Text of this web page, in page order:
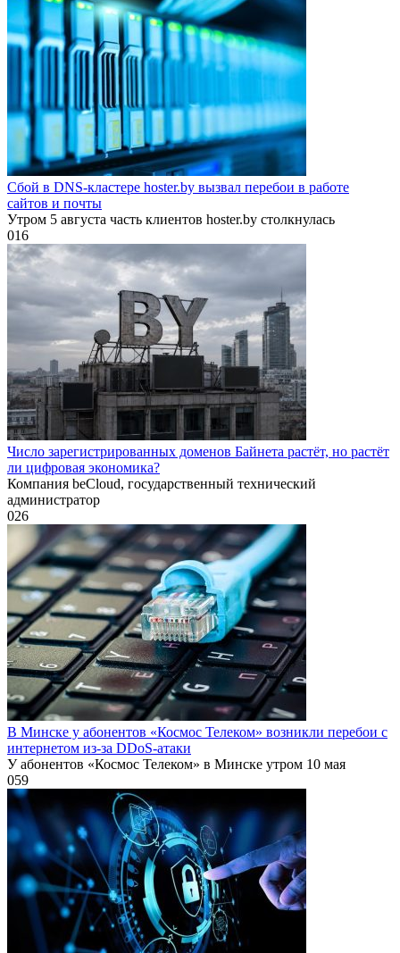
Сбой в DNS-кластере hoster.by вызвал перебои в работе
сайтов и почты
Утром 5 августа часть клиентов hoster.by столкнулась
016
Число зарегистрированных доменов Байнета растёт, но растёт
ли цифровая экономика?
Компания beCloud, государственный технический
администратор
026
В Минске у абонентов «Космос Телеком» возникли перебои с
интернетом из-за DDoS-атаки
У абонентов «Космос Телеком» в Минске утром 10 мая
059